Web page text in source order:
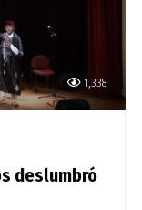
1,338
deslumbró